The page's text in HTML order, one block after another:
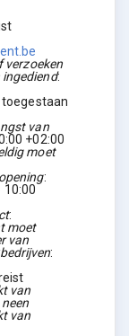
verzoeken
:
toegestaan
van
+02:00
moet
:
10:00
:
moet
van
:
van
neen
van